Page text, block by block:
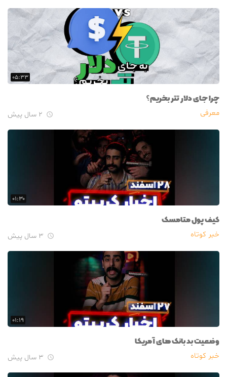
۰۵:۳۳
چرا جای دلار تتر بخریم؟
معرفی ۲ سال پیش
۰۱:۳۰
کیف پول متامسک
خبر کوتاه ۳ سال پیش
۰۱:۱۹
وضعیت بد بانک های آمریکا
خبر کوتاه ۳ سال پیش